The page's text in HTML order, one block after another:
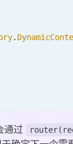
.
通过